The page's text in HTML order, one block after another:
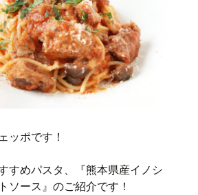
ッポです！
すめパスタ、『熊本県産イノシ
ソース』のご紹介です！